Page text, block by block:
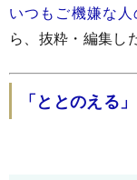
いつもご機嫌な人
ら、抜粋・編集し
「ととのえる